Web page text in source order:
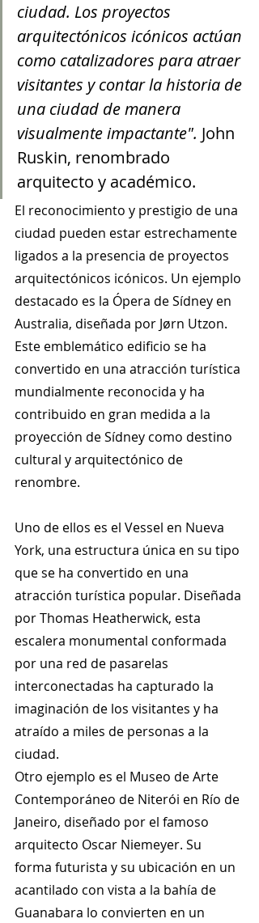
ciudad. Los proyectos
arquitectónicos icónicos actúan
como catalizadores para atraer
visitantes y contar la historia de
una ciudad de manera
visualmente impactante". John
Ruskin, renombrado
arquitecto y académico.
El reconocimiento y prestigio de una
ciudad pueden estar estrechamente
ligados a la presencia de proyectos
arquitectónicos icónicos. Un ejemplo
destacado es la Ópera de Sídney en
Australia, diseñada por Jørn Utzon.
Este emblemático edificio se ha
convertido en una atracción turística
mundialmente reconocida y ha
contribuido en gran medida a la
proyección de Sídney como destino
cultural y arquitectónico de
renombre.
Uno de ellos es el Vessel en Nueva
York, una estructura única en su tipo
que se ha convertido en una
atracción turística popular. Diseñada
por Thomas Heatherwick, esta
escalera monumental conformada
por una red de pasarelas
interconectadas ha capturado la
imaginación de los visitantes y ha
atraído a miles de personas a la
ciudad.
Otro ejemplo es el Museo de Arte
Contemporáneo de Niterói en Río de
Janeiro, diseñado por el famoso
arquitecto Oscar Niemeyer. Su
forma futurista y su ubicación en un
acantilado con vista a la bahía de
Guanabara lo convierten en un